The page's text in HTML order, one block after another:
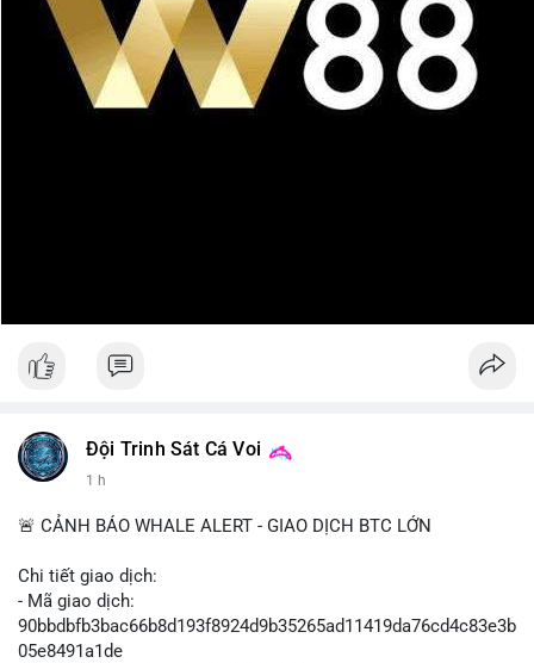
Đội Trinh Sát Cá Voi
1 h
🚨 CẢNH BÁO WHALE ALERT - GIAO DỊCH BTC LỚN
Chi tiết giao dịch:
- Mã giao dịch:
90bbdbfb3bac66b8d193f8924d9b35265ad11419da76cd4c83e3b
05e8491a1de